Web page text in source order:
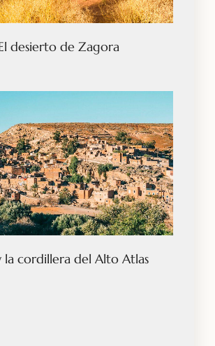
desierto de Zagora
la cordillera del Alto Atlas